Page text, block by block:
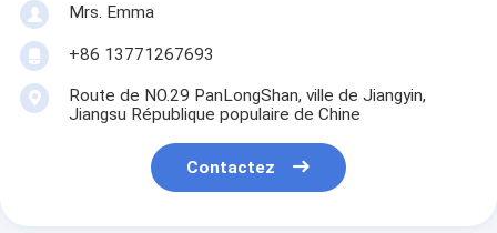
Mrs. Emma
+86 13771267693
Route de NO.29 PanLongShan, ville de Jiangyin,
Jiangsu République populaire de Chine
Contactez